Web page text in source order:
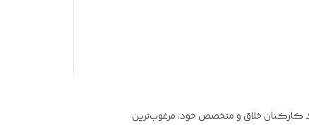
توانمند کارکنان خلاق و متخصص خود، مرغوب‌ترین